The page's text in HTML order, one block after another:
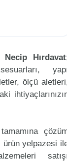
Necip Hırdavat
ölçü
ürün yelpazesi